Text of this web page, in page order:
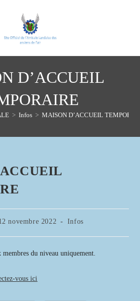
D’ACCUEIL
> Infos > MAISON D’ACCUEIL
novembre 2022
Post
Infos
membres du niveau uniquement.
vous ici